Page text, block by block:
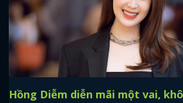
Hồng Diễm diễn mãi một vai,